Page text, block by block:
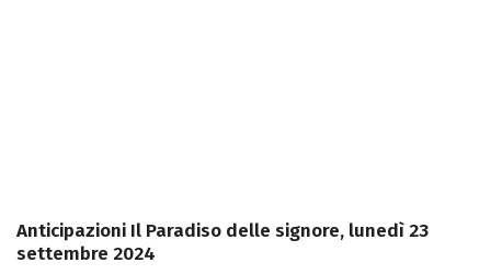
Anticipazioni Il Paradiso delle signore, lunedì 23
settembre 2024